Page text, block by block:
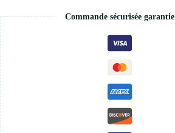
Commande sécurisée garantie